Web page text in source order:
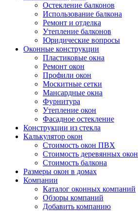
Остекление балконов
Использование балкона
Ремонт и отделка
Утепление балконов
Юридические вопросы
Оконные конструкции
Пластиковые окна
Ремонт окон
Профили окон
Москитные сетки
Мансардные окна
Фурнитура
Утепление окон
Фасадное остекление
Конструкции из стекла
Калькулятор окон
Стоимость окон ПВХ
Стоимость деревянных окон
Стоимость балкона
Размеры окон в домах
Компании
Каталог оконных компаний
Обзоры компаний
Добавить компанию